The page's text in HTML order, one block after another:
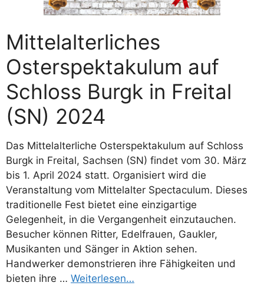
Mittelalterliches
Osterspektakulum auf
Schloss Burgk in Freital
(SN) 2024
Das Mittelalterliche Osterspektakulum auf Schloss
Burgk in Freital, Sachsen (SN) findet vom 30. März
bis 1. April 2024 statt. Organisiert wird die
Veranstaltung vom Mittelalter Spectaculum. Dieses
traditionelle Fest bietet eine einzigartige
Gelegenheit, in die Vergangenheit einzutauchen.
Besucher können Ritter, Edelfrauen, Gaukler,
Musikanten und Sänger in Aktion sehen.
Handwerker demonstrieren ihre Fähigkeiten und
bieten ihre … Weiterlesen…